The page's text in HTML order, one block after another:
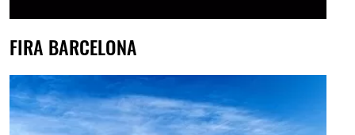
FIRA BARCELONA